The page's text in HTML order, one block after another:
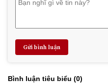
Gửi bình luận
Bình luận tiêu biểu (0)